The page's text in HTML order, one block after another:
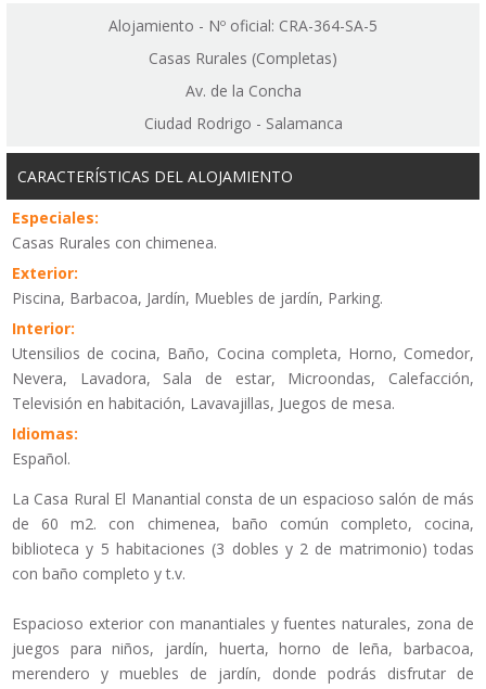
Alojamiento - Nº oficial: CRA-364-SA-5
Casas Rurales (Completas)
Av. de la Concha
Ciudad Rodrigo - Salamanca
CARACTERÍSTICAS DEL ALOJAMIENTO
Especiales:
Casas Rurales con chimenea.
Exterior:
Piscina, Barbacoa, Jardín, Muebles de jardín, Parking.
Interior:
Utensilios de cocina, Baño, Cocina completa, Horno, Comedor,
Nevera, Lavadora, Sala de estar, Microondas, Calefacción,
Televisión en habitación, Lavavajillas, Juegos de mesa.
Idiomas:
Español.
La Casa Rural El Manantial consta de un espacioso salón de más
de 60 m2. con chimenea, baño común completo, cocina,
biblioteca y 5 habitaciones (3 dobles y 2 de matrimonio) todas
con baño completo y t.v.
Espacioso exterior con manantiales y fuentes naturales, zona de
juegos para niños, jardín, huerta, horno de leña, barbacoa,
merendero y muebles de jardín, donde podrás disfrutar de